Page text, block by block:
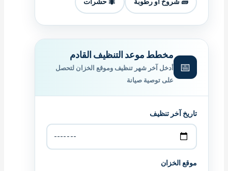
📅
مخطط موعد التنظيف القادم
أدخل آخر شهر تنظيف وموقع الخزان لتحصل
على توصية صيانة
تاريخ آخر تنظيف
موقع الخزان